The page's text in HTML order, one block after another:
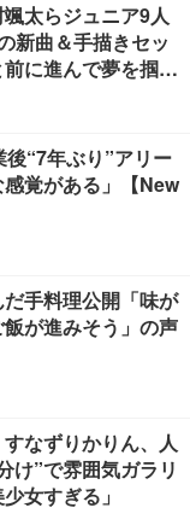
太らジュニア9人
新曲＆手描きセッ
に進んで夢を掴み
“7年ぶり”アリー
覚がある」【New
手料理公開「味が
が進みそう」の声
なずりかりん、人
け”で雰囲気ガラリ
女すぎる」